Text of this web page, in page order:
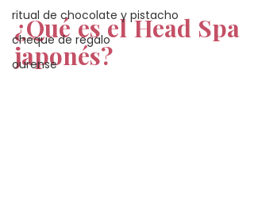
ritual de chocolate y pistacho
cheque de regalo
ourense
¿Qué es el Head Spa
japonés?